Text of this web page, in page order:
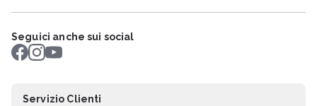
Seguici anche sui social
Servizio Clienti